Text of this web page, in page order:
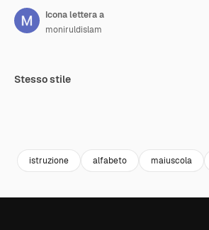
Icona lettera a
moniruldislam
Stesso stile
istruzione alfabeto maiuscola